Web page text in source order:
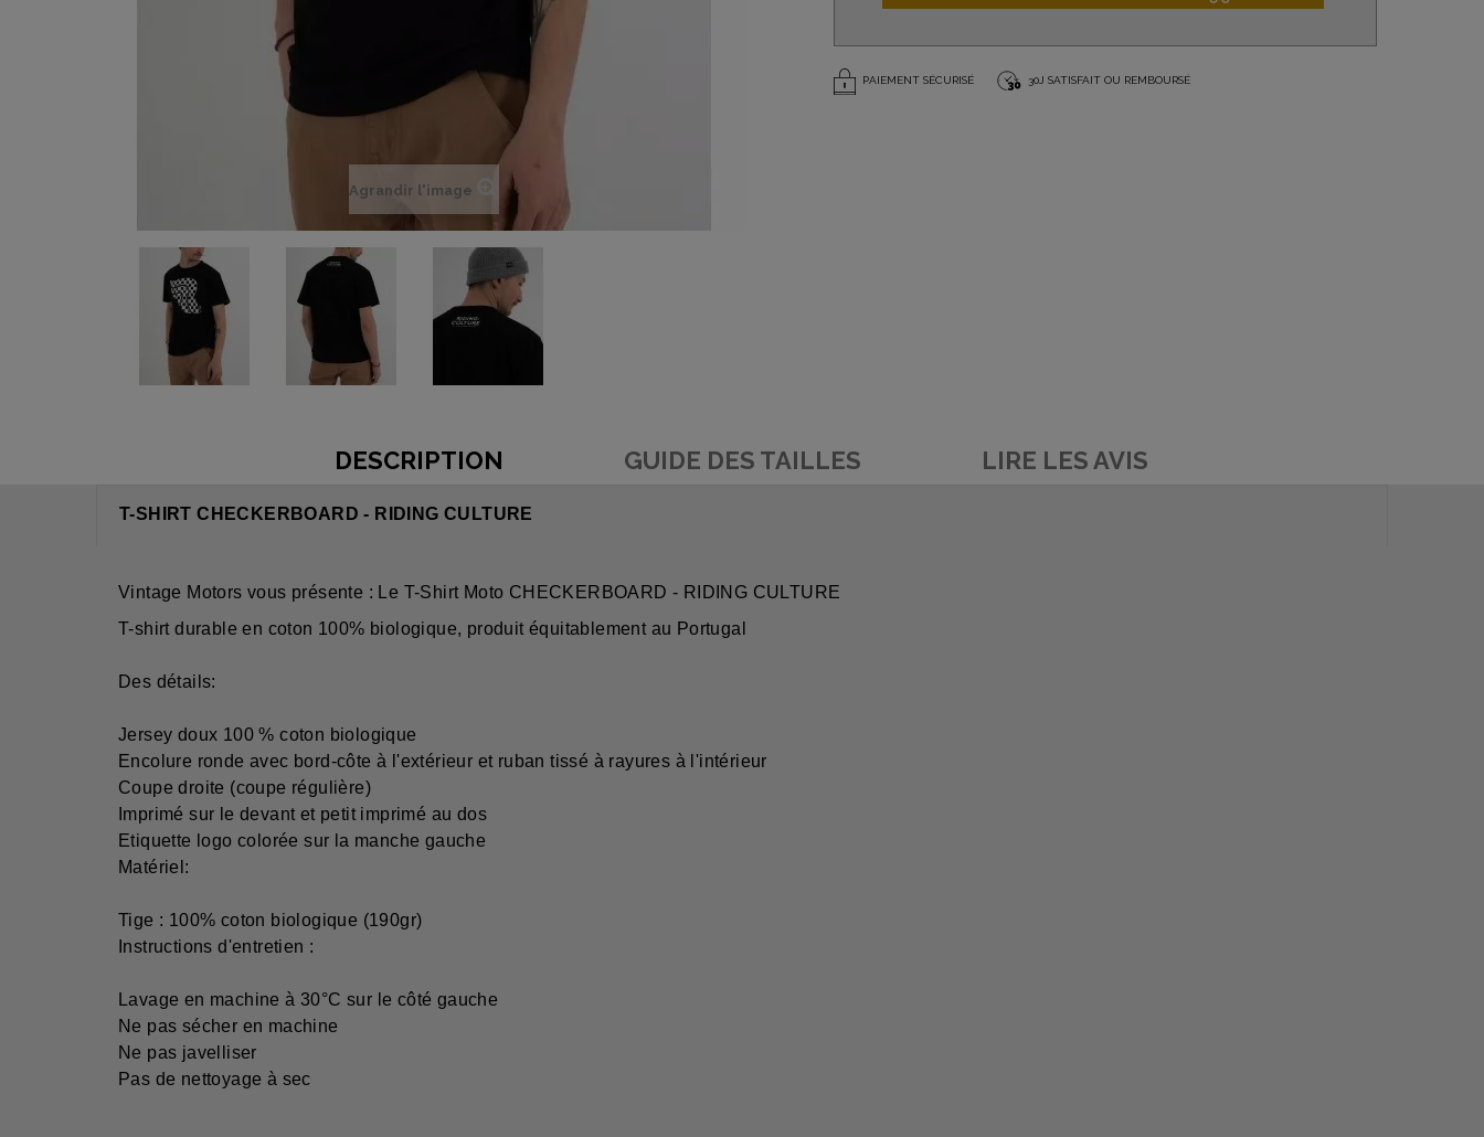
Agrandir l'image
PAIEMENT SÉCURISÉ 30J SATISFAIT OU REMBOURSÉ
DESCRIPTION GUIDE DES TAILLES LIRE LES AVIS
T-SHIRT CHECKERBOARD - RIDING CULTURE
Vintage Motors vous présente : Le T-Shirt Moto CHECKERBOARD - RIDING CULTURE
T-shirt durable en coton 100% biologique, produit équitablement au Portugal
Des détails:
Jersey doux 100 % coton biologique
Encolure ronde avec bord-côte à l'extérieur et ruban tissé à rayures à l'intérieur
Coupe droite (coupe régulière)
Imprimé sur le devant et petit imprimé au dos
Etiquette logo colorée sur la manche gauche
Matériel:
Tige : 100% coton biologique (190gr)
Instructions d'entretien :
Lavage en machine à 30°C sur le côté gauche
Ne pas sécher en machine
Ne pas javelliser
Pas de nettoyage à sec